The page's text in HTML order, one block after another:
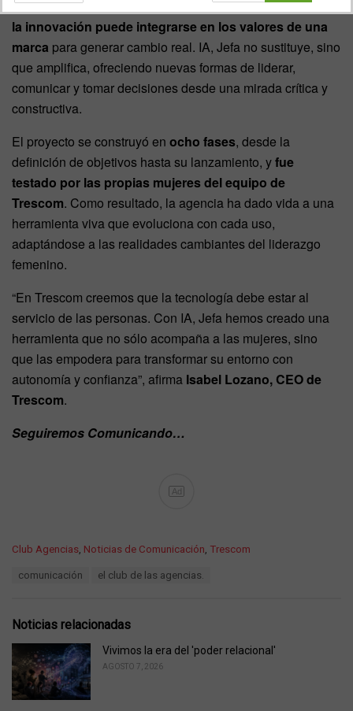
perspectiva de género, sino que también demuestra cómo
la innovación puede integrarse en los valores de una
marca para generar cambio real. IA, Jefa no sustituye, sino
que amplifica, ofreciendo nuevas formas de liderar,
comunicar y tomar decisiones desde una mirada crítica y
constructiva.
El proyecto se construyó en ocho fases, desde la
definición de objetivos hasta su lanzamiento, yfue
testado por las propias mujeres del equipo de
Trescom. Como resultado, la agencia ha dado vida a una
herramienta viva que evoluciona con cada uso,
adaptándose a las realidades cambiantes del liderazgo
femenino.
“En Trescom creemos que la tecnología debe estar al
servicio de las personas. Con IA, Jefa hemos creado una
herramienta que no sólo acompaña a las mujeres, sino
que las empodera para transformar su entorno con
autonomía y confianza”, afirma Isabel Lozano, CEO de
Trescom.
Seguiremos Comunicando…
Ad
C
o
r
i
e
s
:
Club Agencias Noticias de Comunicación Trescom
:
comunicación el club de las agencias.
Noticias relacionadas
Vivimos la era del 'poder relacional'
AGOSTO 7, 2026